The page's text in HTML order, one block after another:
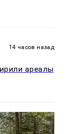
14 часов назад
ареалы